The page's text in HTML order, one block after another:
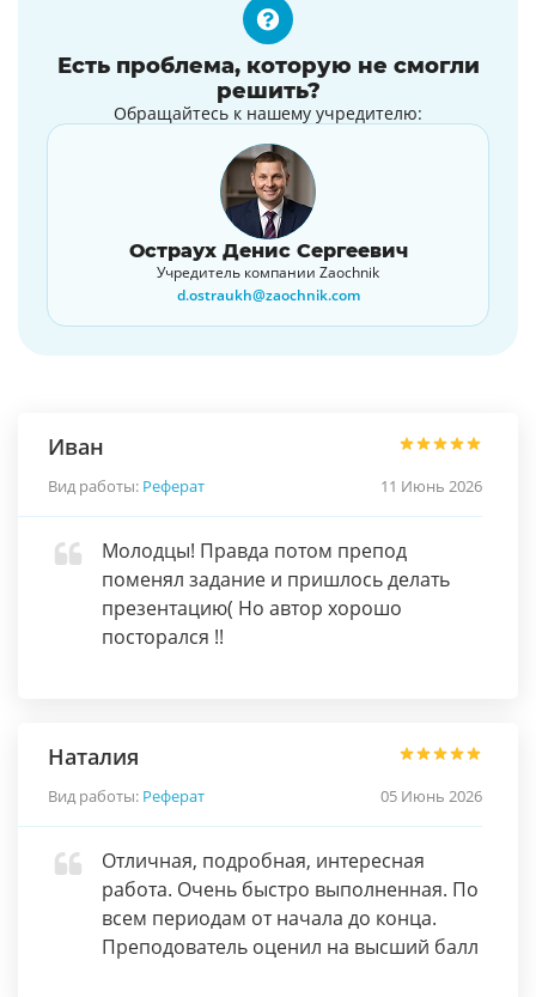
Есть проблема, которую не смогли
решить?
Обращайтесь к нашему учредителю:
Остраух Денис Сергеевич
Учредитель компании Zaochnik
d.ostraukh@zaochnik.com
Иван
Вид работы: Реферат 11 Июнь 2026
Молодцы! Правда потом препод
поменял задание и пришлось делать
презентацию( Но автор хорошо
посторался !!
Наталия
Вид работы: Реферат 05 Июнь 2026
Отличная, подробная, интересная
работа. Очень быстро выполненная. По
всем периодам от начала до конца.
Преподователь оценил на высший балл